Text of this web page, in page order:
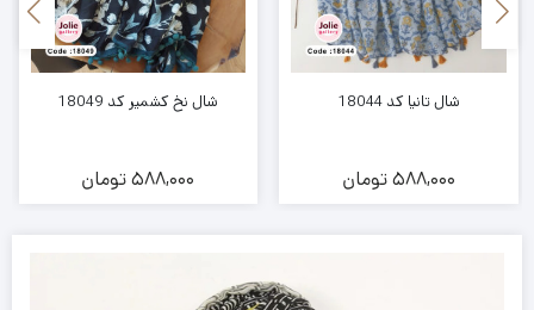
شال تانیا کد 18044
588,000تومان
شال نخ کشمیر کد 18049
588,000تومان